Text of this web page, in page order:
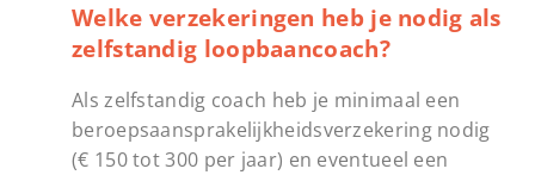
Welke verzekeringen heb je nodig als
zelfstandig loopbaancoach?
Als zelfstandig coach heb je minimaal een
beroepsaansprakelijkheidsverzekering nodig
(€ 150 tot 300 per jaar) en eventueel een